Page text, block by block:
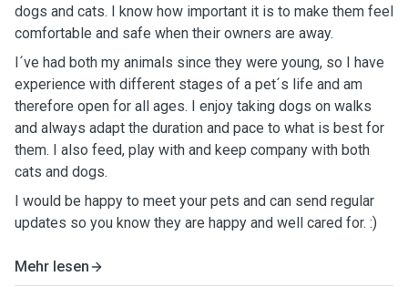
dogs and cats. I know how important it is to make them feel
comfortable and safe when their owners are away.
I´ve had both my animals since they were young, so I have
experience with different stages of a pet´s life and am
therefore open for all ages. I enjoy taking dogs on walks
and always adapt the duration and pace to what is best for
them. I also feed, play with and keep company with both
cats and dogs.
I would be happy to meet your pets and can send regular
updates so you know they are happy and well cared for. :)
Mehr lesen